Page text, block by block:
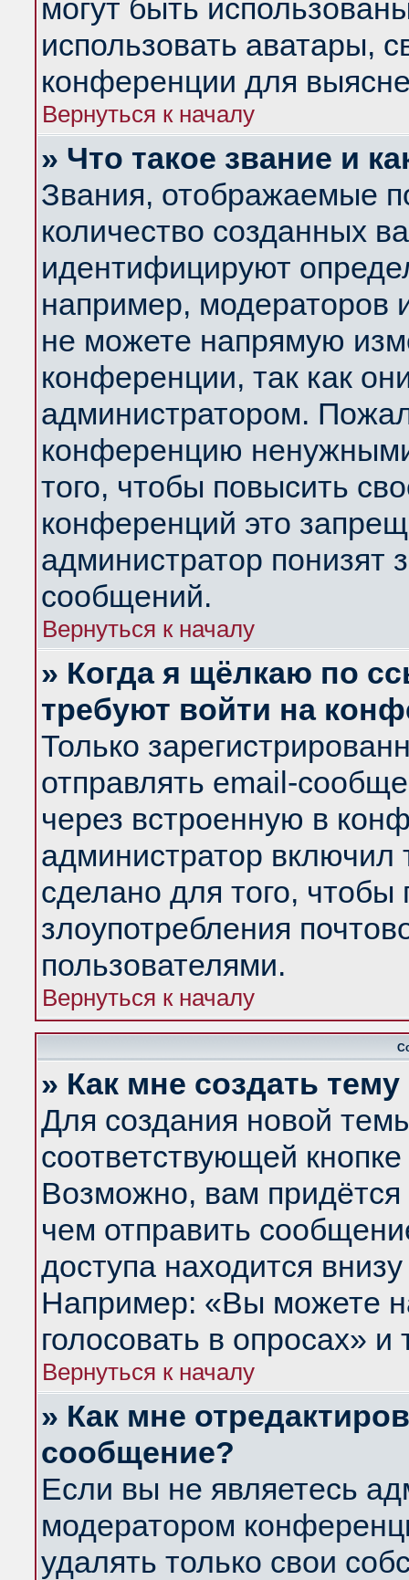
могут быть
использовать аватары,
конференции для
Вернуться к началу
» Что такое звание и
Звания, отображаемые
количество созданных
идентифицируют
например, модераторов
не можете напрямую
конференции, так как
администратором.
конференцию
того, чтобы повысить
конференций это
администратор понизят
сообщений.
Вернуться к началу
» Когда я щёлкаю по
требуют войти на
Только
отправлять email-
через встроенную в
администратор
сделано для того, чтобы
злоупотребления
пользователями.
Вернуться к началу
» Как мне создать
Для создания новой
соответствующей
Возможно, вам придётся
чем отправить
доступа находится
Например: «Вы можете
голосовать в опросах» и
Вернуться к началу
» Как мне
сообщение?
Если вы не являетесь
модератором
удалять только свои